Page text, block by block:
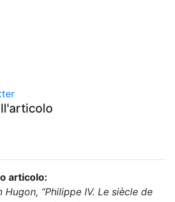
articolo:
Hugon, “Philippe IV. Le siècle de